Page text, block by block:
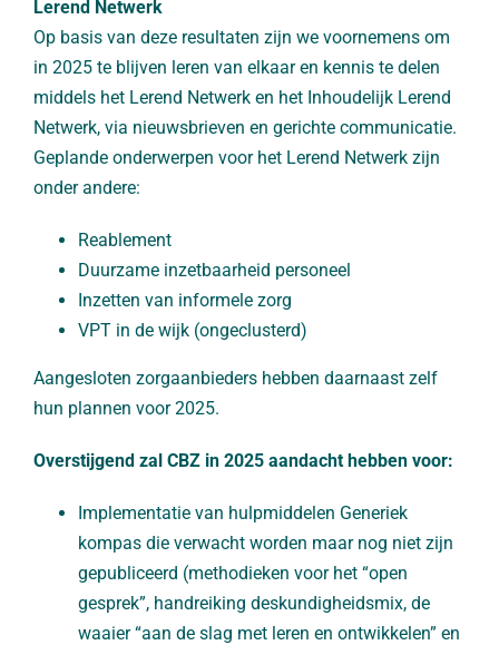
Lerend Netwerk
Op basis van deze resultaten zijn we voornemens om
in 2025 te blijven leren van elkaar en kennis te delen
middels het Lerend Netwerk en het Inhoudelijk Lerend
Netwerk, via nieuwsbrieven en gerichte communicatie.
Geplande onderwerpen voor het Lerend Netwerk zijn
onder andere:
Reablement
Duurzame inzetbaarheid personeel
Inzetten van informele zorg
VPT in de wijk (ongeclusterd)
Aangesloten zorgaanbieders hebben daarnaast zelf
hun plannen voor 2025.
Overstijgend zal CBZ in 2025 aandacht hebben voor:
Implementatie van hulpmiddelen Generiek
kompas die verwacht worden maar nog niet zijn
gepubliceerd (methodieken voor het “open
gesprek”, handreiking deskundigheidsmix, de
waaier “aan de slag met leren en ontwikkelen” en